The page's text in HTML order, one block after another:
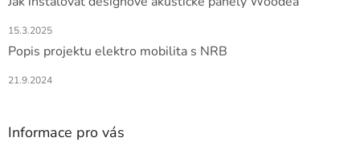
15.3.2025
Popis projektu elektro mobilita s NRB
21.9.2024
Informace pro vás